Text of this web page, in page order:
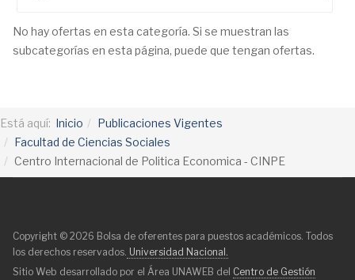
No hay ofertas en esta categoría. Si se muestran las
subcategorías en esta página, puede que tengan ofertas.
Está aquí: Inicio
Publicaciones Vigentes
Facultad de Ciencias Sociales
Centro Internacional de Politica Economica - CINPE
Copyright © 2026 Bolsa de oferentes para puestos académicos. Todos
los derechos reservados. Universidad Nacional.
Sitio Web desarrollado por el Área UNAWEB del Centro de Gestión